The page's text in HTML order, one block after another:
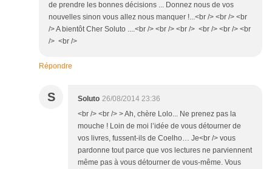
de prendre les bonnes décisions ... Donnez nous de vos
nouvelles sinon vous allez nous manquer !...<br /> <br /> <br
/> A bientôt Cher Soluto ....<br /> <br /> <br /> <br /> <br /> <br
/> <br />
Répondre
S Soluto 26/08/2014 23:36
<br /> <br /> > Ah, chère Lolo... Ne prenez pas la
mouche ! Loin de moi l’idée de vous détourner de
vos livres, fussent-ils de Coelho… Je<br /> vous
pardonne tout parce que vos lectures ne parviennent
même pas à vous détourner de vous-même. Vous